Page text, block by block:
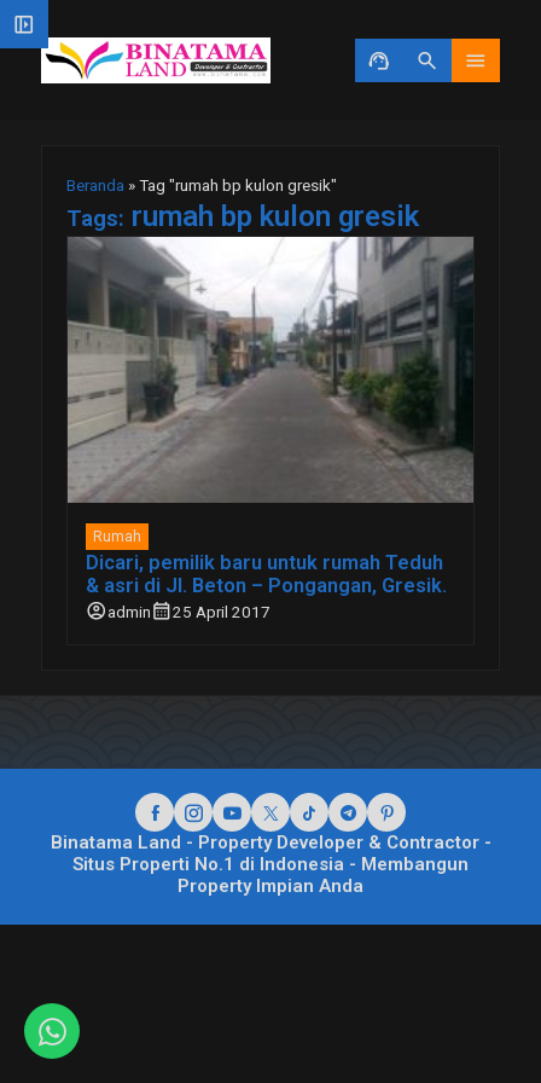
support_agent search menu
Beranda »Tag "rumah bp kulon gresik"
Tags: rumah bp kulon gresik
Rumah
Dicari, pemilik baru untuk rumah Teduh
& asri di Jl. Beton – Pongangan, Gresik.
account_circleadmincalendar_month25 April 2017
left_panel_open
Binatama Land - Property Developer & Contractor -
Situs Properti No.1 di Indonesia - Membangun
Property Impian Anda